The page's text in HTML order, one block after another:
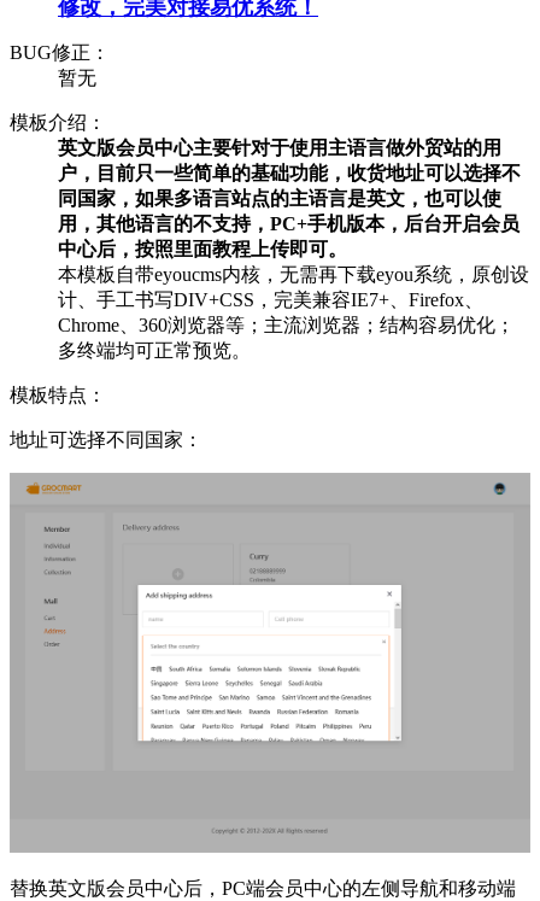
修改，完美对接易优系统！
BUG修正：
暂无
模板介绍：
英文版会员中心主要针对于使用主语言做外贸站的用
户，目前只一些简单的基础功能，收货地址可以选择不
同国家，如果多语言站点的主语言是英文，也可以使
用，其他语言的不支持，PC+手机版本，后台开启会员
中心后，按照里面教程上传即可。
本模板自带eyoucms内核，无需再下载eyou系统，原创设
计、手工书写DIV+CSS，完美兼容IE7+、Firefox、
Chrome、360浏览器等；主流浏览器；结构容易优化；
多终端均可正常预览。
模板特点：
地址可选择不同国家：
替换英文版会员中心后，PC端会员中心的左侧导航和移动端